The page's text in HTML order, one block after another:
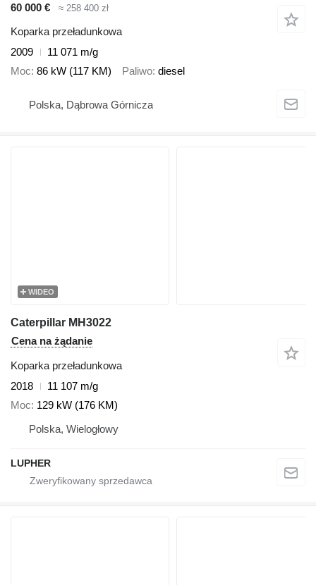
60 000 €
≈ 258 400 zł
Koparka przeładunkowa
2009
11 071 m/g
Moc 86 kW (117 KM) Paliwo diesel
Polska, Dąbrowa Górnicza
WIDEO
Caterpillar MH3022
Cena na żądanie
Koparka przeładunkowa
2018
11 107 m/g
Moc 129 kW (176 KM)
Polska, Wielogłowy
LUPHER